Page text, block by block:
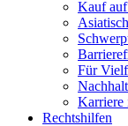
Kauf
Für
Karriere
Rechtshilfen